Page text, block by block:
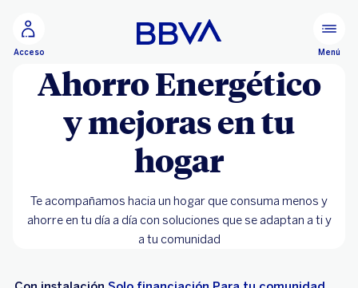
Acceso Menú
Ahorro Energético
y mejoras en tu
hogar
Te acompañamos hacia un hogar que consuma menos y
ahorre en tu día a día con soluciones que se adaptan a ti y
a tu comunidad